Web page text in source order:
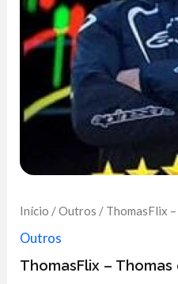
Início /Outros / ThomasFlix
Outros
ThomasFlix –